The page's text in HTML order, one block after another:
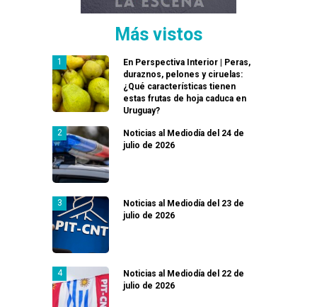
Más vistos
En Perspectiva Interior | Peras,
duraznos, pelones y ciruelas:
¿Qué características tienen
estas frutas de hoja caduca en
Uruguay?
Noticias al Mediodía del 24 de
julio de 2026
Noticias al Mediodía del 23 de
julio de 2026
Noticias al Mediodía del 22 de
julio de 2026